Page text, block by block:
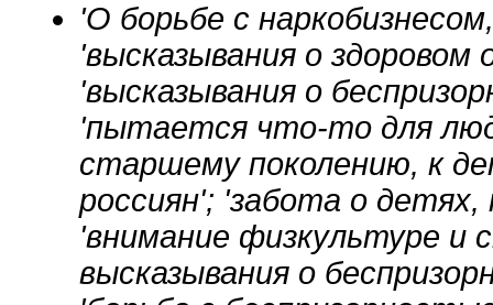
'О борьбе с
'высказывания о здоровом
'высказывания о
'пытается что-то для
старшему поколению, к
россиян'; 'забота о
'внимание физкультуре и
высказывания о